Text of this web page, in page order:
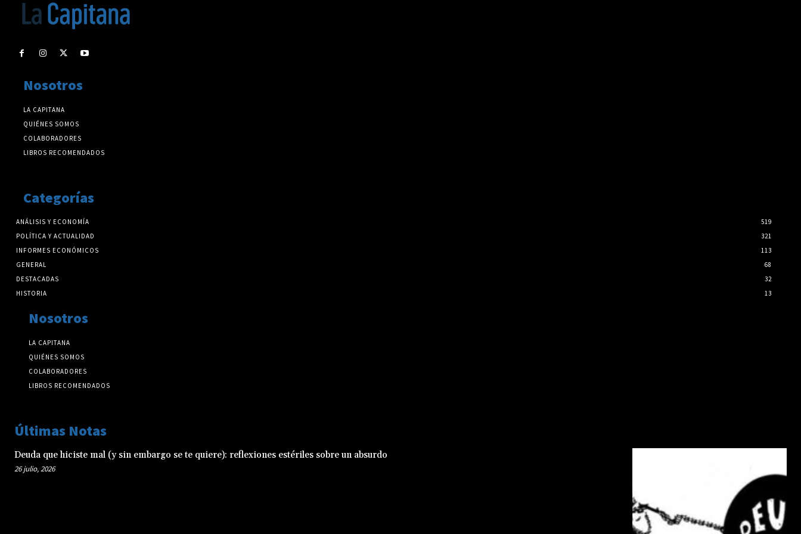
Nosotros
LA CAPITANA
QUIÉNES SOMOS
COLABORADORES
LIBROS RECOMENDADOS
Categorías
ANÁLISIS Y ECONOMÍA
519
POLÍTICA Y ACTUALIDAD
321
INFORMES ECONÓMICOS
113
GENERAL
68
DESTACADAS
32
HISTORIA
13
Nosotros
LA CAPITANA
QUIÉNES SOMOS
COLABORADORES
LIBROS RECOMENDADOS
Últimas Notas
Deuda que hiciste mal (y sin embargo se te quiere): reflexiones estériles sobre un absurdo
26 julio, 2026